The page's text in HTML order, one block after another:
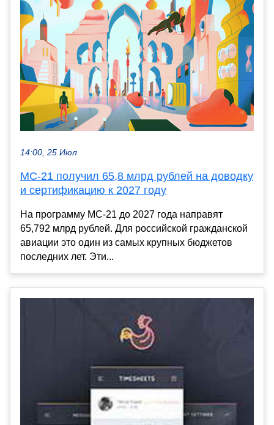
14:00, 25 Июл
МС-21 получил 65,8 млрд рублей на доводку
и сертификацию к 2027 году
На программу МС-21 до 2027 года направят
65,792 млрд рублей. Для российской гражданской
авиации это один из самых крупных бюджетов
последних лет. Эти...